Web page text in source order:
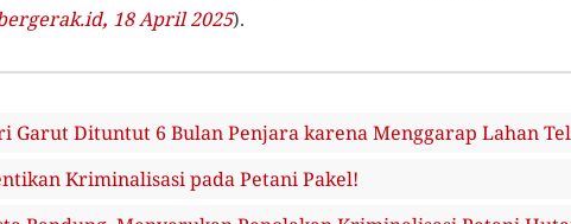
, 18 April 2025).
Garut Dituntut 6 Bulan Penjara karena Menggarap Lahan
Kriminalisasi pada Petani Pakel!